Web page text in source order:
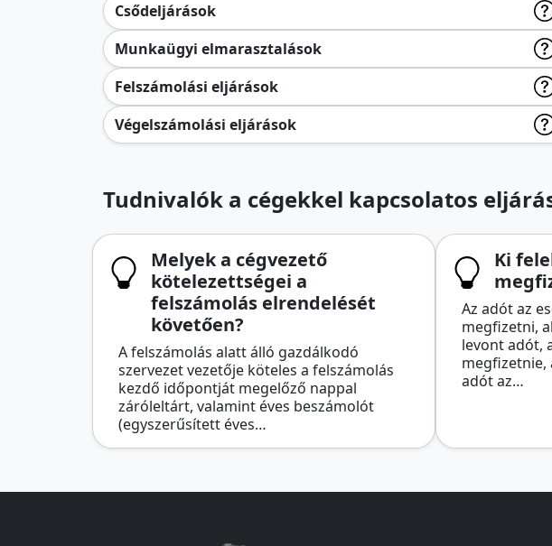
Csődeljárások
Munkaügyi elmarasztalások
Felszámolási eljárások
Végelszámolási eljárások
Tudnivalók a cégekkel kapcsolatos
Melyek a cégvezető
kötelezettségei a
felszámolás elrendelését
követően?
A felszámolás alatt álló gazdálkodó
szervezet vezetője köteles a felszámolás
kezdő időpontját megelőző nappal
záróleltárt, valamint éves beszámolót
(egyszerűsített éves…
Ki
Az adót az
megfizetni,
levont adót,
megfizetnie,
adót az…